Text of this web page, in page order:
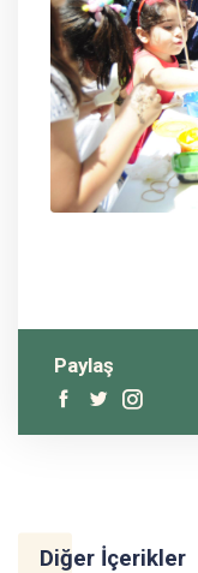
Paylaş
Diğer İçerikler